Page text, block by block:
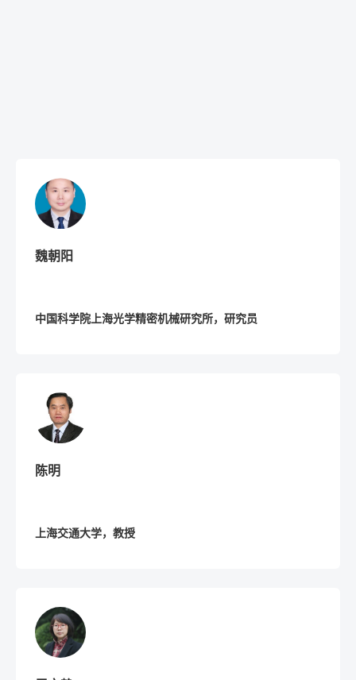
魏朝阳
中国科学院上海光学精密机械研究所，研究员
陈明
上海交通大学，教授